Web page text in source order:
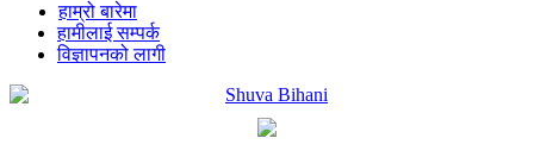
हाम्रो बारेमा
हामीलाई सम्पर्क
विज्ञापनको लागी